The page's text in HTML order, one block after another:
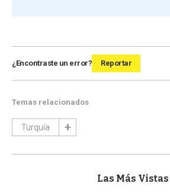
¿Encontraste un error? Reportar
Temas relacionados
Turquía
Las Más Vistas